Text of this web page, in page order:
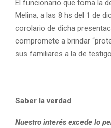
El funcionario que toma la
Melina, a las 8 hs del 1 de
corolario de dicha
compromete a brindar
sus familiares a la de
Saber la verdad
Nuestro interés excede lo